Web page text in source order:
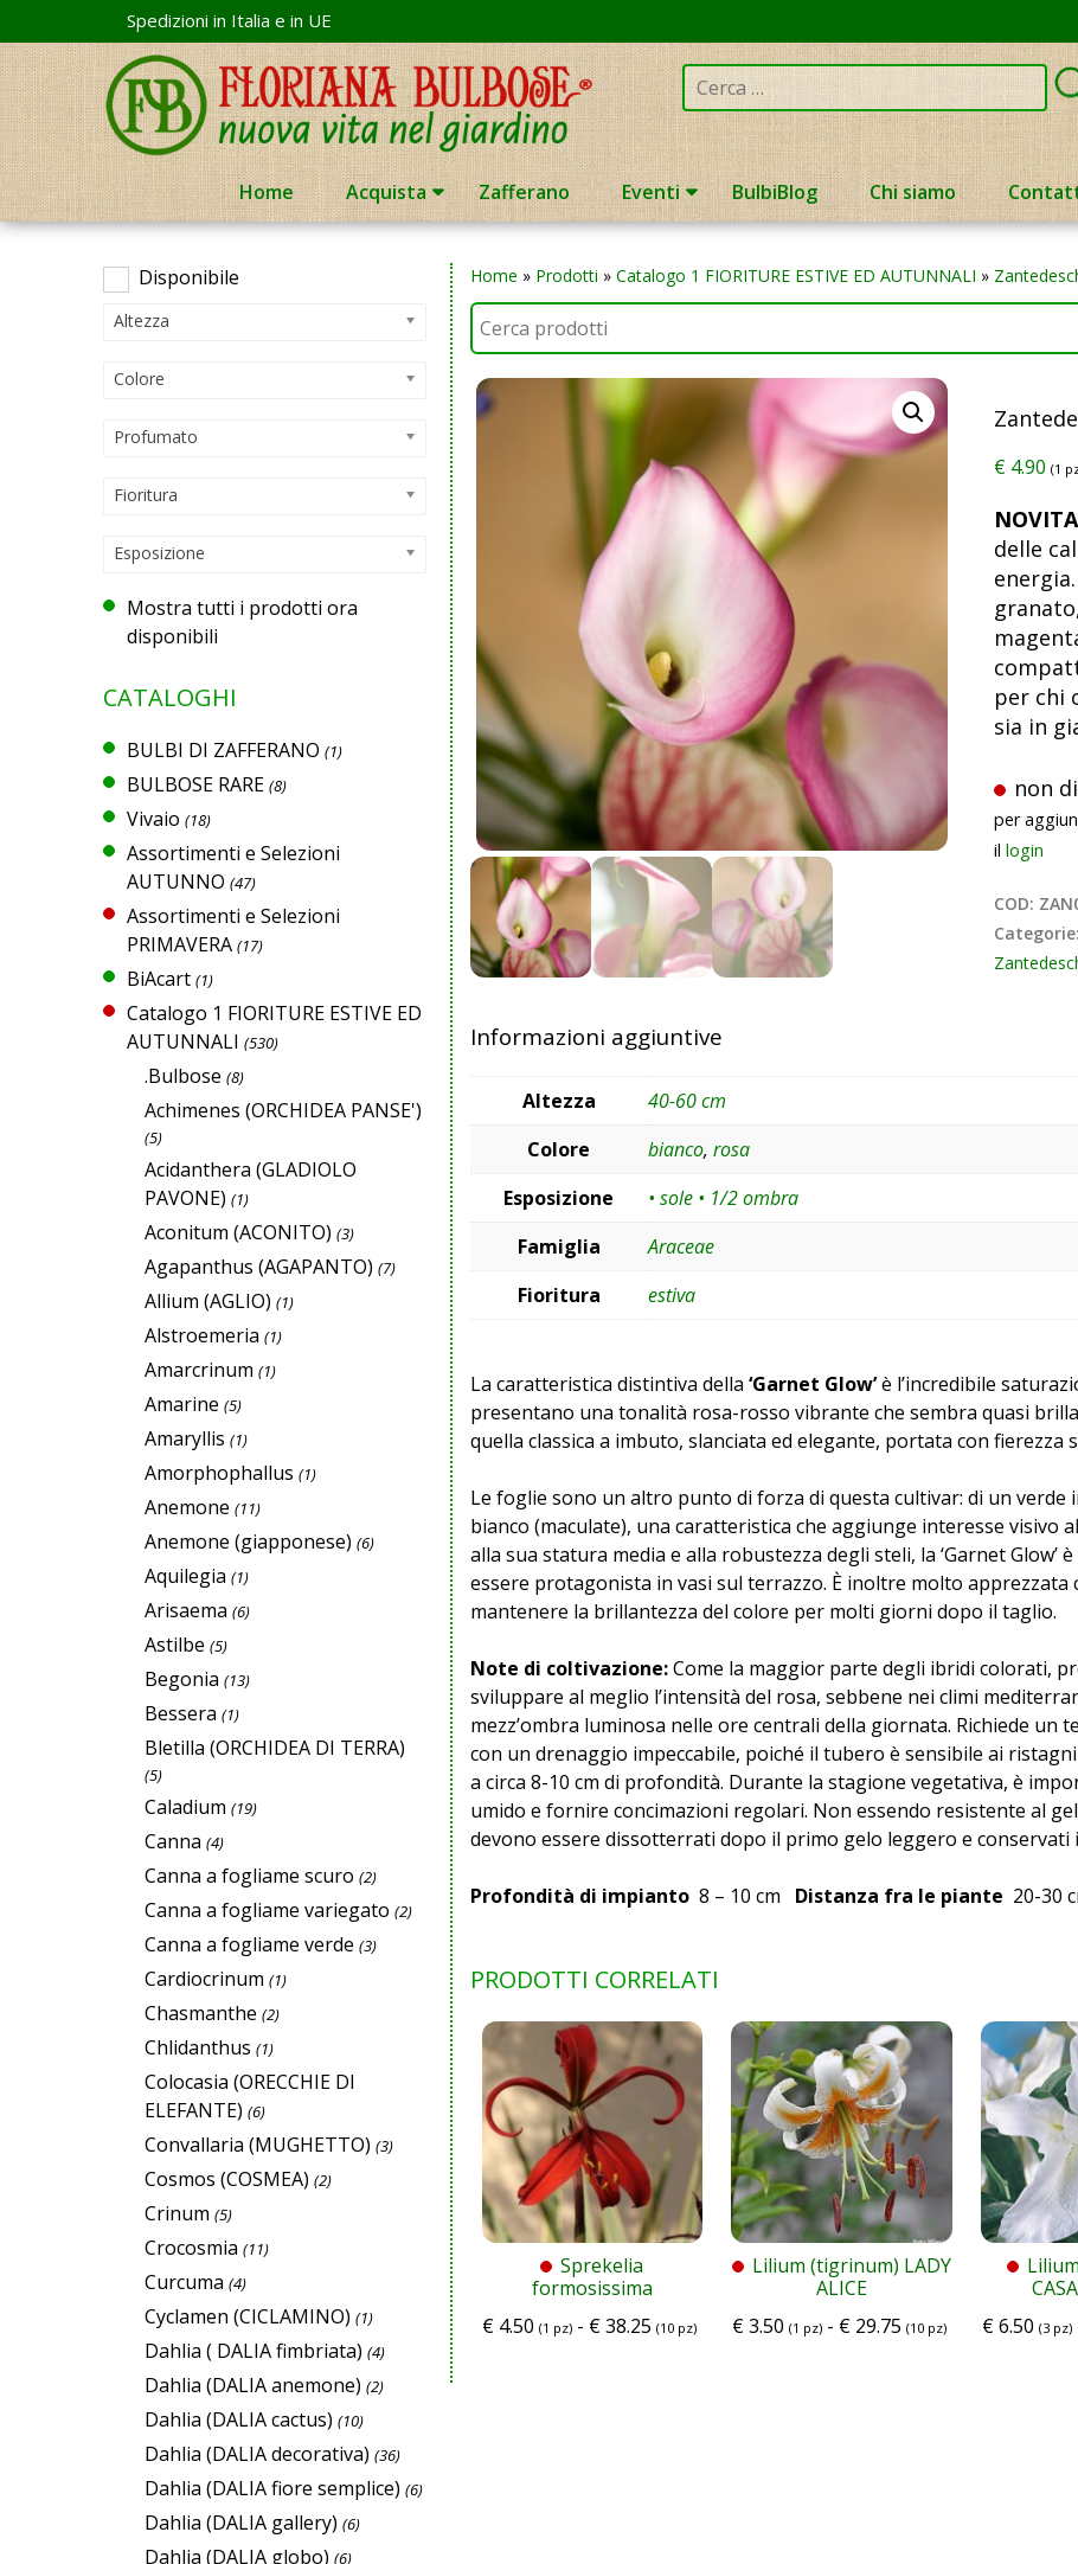
to
content
Spedizioni in Italia e in UE
Cerca:
Home Acquista Zafferano Eventi BulbiBlog Chi siamo
Home » Prodotti » Catalogo 1 FIORITURE ESTIVE ED AUTUNNALI »
€4.90 (1
delle
per chi
sia in
non
per
il login
COD:
Categorie:
Informazioni aggiuntive
Altezza
40-60 cm
Colore
bianco, rosa
Esposizione
• sole • 1/2 ombra
Famiglia
Araceae
Fioritura
estiva
La caratteristica distintiva della ‘Garnet Glow’è l’incredibile
presentano una tonalità rosa-rosso vibrante che sembra quasi
quella classica a imbuto, slanciata ed elegante, portata con fierezza
Le foglie sono un altro punto di forza di questa cultivar: di un
bianco (maculate), una caratteristica che aggiunge interesse visivo
alla sua statura media e alla robustezza degli steli, la ‘Garnet
essere protagonista in vasi sul terrazzo. È inoltre molto apprezzata
mantenere la brillantezza del colore per molti giorni dopo il taglio.
Note di coltivazione:Come la maggior parte degli ibridi colorati,
sviluppare al meglio l’intensità del rosa, sebbene nei climi
mezz’ombra luminosa nelle ore centrali della giornata. Richiede un
con un drenaggio impeccabile, poiché il tubero è sensibile ai
a circa 8-10 cm di profondità. Durante la stagione vegetativa, è
umido e fornire concimazioni regolari. Non essendo resistente al
devono essere dissotterrati dopo il primo gelo leggero e conservati
Profondità di impianto 8 – 10 cm Distanza fra le piante 20-30
PRODOTTI CORRELATI
Sprekelia
formosissima
€4.50 (1 pz)- €38.25 (10 pz)
Lilium (tigrinum) LADY
ALICE
€3.50 (1 pz)- €29.75 (10 pz)
€6.50 (3 pz)
Disponibile
Altezza
Colore
Profumato
Fioritura
Esposizione
Mostra tutti i prodotti ora
disponibili
CATALOGHI
BULBI DI ZAFFERANO (1)
BULBOSE RARE (8)
Vivaio (18)
Assortimenti e Selezioni
AUTUNNO (47)
Assortimenti e Selezioni
PRIMAVERA (17)
BiAcart (1)
Catalogo 1 FIORITURE ESTIVE ED
AUTUNNALI (530)
.Bulbose (8)
Achimenes (ORCHIDEA PANSE')
(5)
Acidanthera (GLADIOLO
PAVONE) (1)
Aconitum (ACONITO) (3)
Agapanthus (AGAPANTO) (7)
Allium (AGLIO) (1)
Alstroemeria (1)
Amarcrinum (1)
Amarine (5)
Amaryllis (1)
Amorphophallus (1)
Anemone (11)
Anemone (giapponese) (6)
Aquilegia (1)
Arisaema (6)
Astilbe (5)
Begonia (13)
Bessera (1)
Bletilla (ORCHIDEA DI TERRA)
(5)
Caladium (19)
Canna (4)
Canna a fogliame scuro (2)
Canna a fogliame variegato (2)
Canna a fogliame verde (3)
Cardiocrinum (1)
Chasmanthe (2)
Chlidanthus (1)
Colocasia (ORECCHIE DI
ELEFANTE) (6)
Convallaria (MUGHETTO) (3)
Cosmos (COSMEA) (2)
Crinum (5)
Crocosmia (11)
Curcuma (4)
Cyclamen (CICLAMINO) (1)
Dahlia ( DALIA fimbriata) (4)
Dahlia (DALIA anemone) (2)
Dahlia (DALIA cactus) (10)
Dahlia (DALIA decorativa) (36)
Dahlia (DALIA fiore semplice) (6)
Dahlia (DALIA gallery) (6)
Dahlia (DALIA globo) (6)